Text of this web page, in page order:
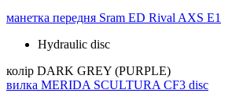
манетка передня Sram ED Rival AXS E1
Hydraulic disc
колір DARK GREY (PURPLE)
вилка MERIDA SCULTURA CF3 disc